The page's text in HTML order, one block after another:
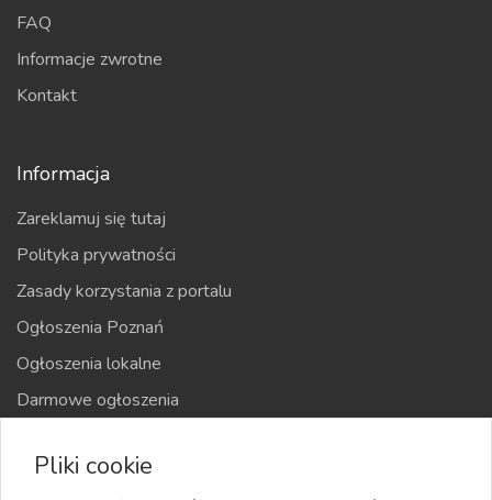
FAQ
Informacje zwrotne
Kontakt
Informacja
Zareklamuj się tutaj
Polityka prywatności
Zasady korzystania z portalu
Ogłoszenia Poznań
Ogłoszenia lokalne
Darmowe ogłoszenia
Mapa strony
Pliki cookie